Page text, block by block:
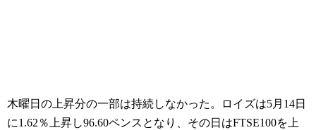
木曜日の上昇分の一部は持続しなかった。ロイズは5月14日
に1.62％上昇し96.60ペンスとなり、その日はFTSE100を上